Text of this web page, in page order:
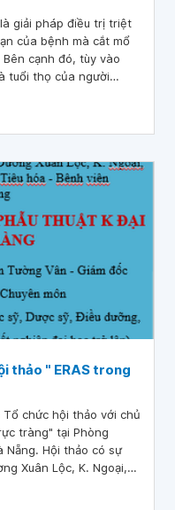
giải pháp điều trị triệt
của bệnh mà cắt mổ
cạnh đó, tùy vào
tuổi thọ của người
bệnh và phương
thảo " ERAS trong
chức hội thảo với chủ
tràng" tại Phòng
Nẵng. Hội thảo có sự
Xuân Lộc, K. Ngoại,